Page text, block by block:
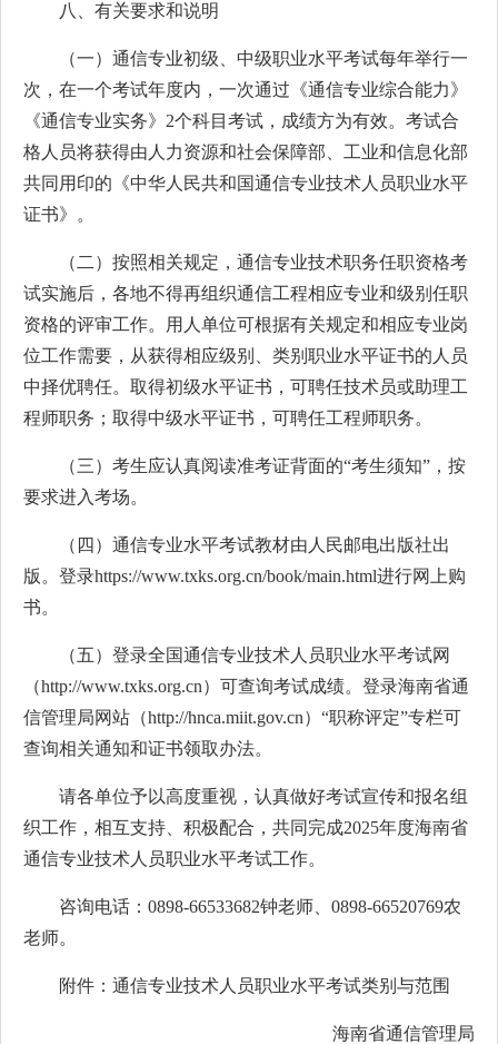
八、有关要求和说明
（一）通信专业初级、中级职业水平考试每年举行一
次，在一个考试年度内，一次通过《通信专业综合能力》
《通信专业实务》2个科目考试，成绩方为有效。考试合
格人员将获得由人力资源和社会保障部、工业和信息化部
共同用印的《中华人民共和国通信专业技术人员职业水平
证书》。
（二）按照相关规定，通信专业技术职务任职资格考
试实施后，各地不得再组织通信工程相应专业和级别任职
资格的评审工作。用人单位可根据有关规定和相应专业岗
位工作需要，从获得相应级别、类别职业水平证书的人员
中择优聘任。取得初级水平证书，可聘任技术员或助理工
程师职务；取得中级水平证书，可聘任工程师职务。
（三）考生应认真阅读准考证背面的“考生须知”，按
要求进入考场。
（四）通信专业水平考试教材由人民邮电出版社出
版。登录https://www.txks.org.cn/book/main.html进行网上购
书。
（五）登录全国通信专业技术人员职业水平考试网
（http://www.txks.org.cn）可查询考试成绩。登录海南省通
信管理局网站（http://hnca.miit.gov.cn）“职称评定”专栏可
查询相关通知和证书领取办法。
请各单位予以高度重视，认真做好考试宣传和报名组
织工作，相互支持、积极配合，共同完成2025年度海南省
通信专业技术人员职业水平考试工作。
咨询电话：0898-66533682钟老师、0898-66520769农
老师。
附件：通信专业技术人员职业水平考试类别与范围
海南省通信管理局